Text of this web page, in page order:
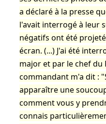
a déclaré à la presse
l'avait interrogé à leur
négatifs ont été
écran. (...) J'ai été
major et par le chef du
commandant m'a dit :
apparaître une
comment vous y
connais